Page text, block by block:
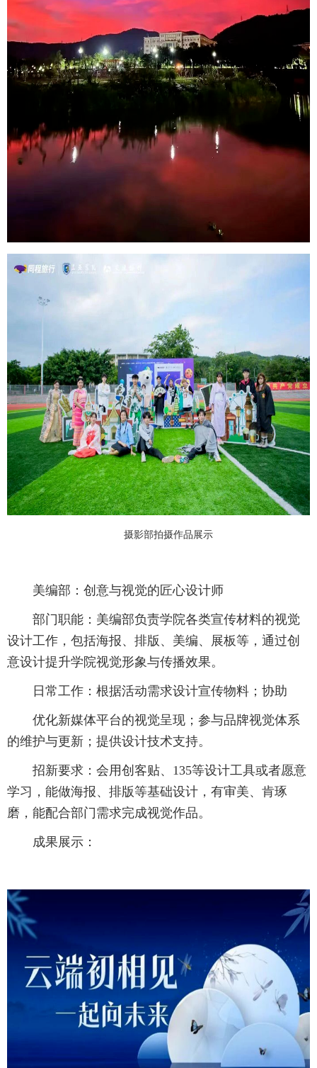
摄影部拍摄作品展示
美编部：创意与视觉的匠心设计师
部门职能：美编部负责学院各类宣传材料的视觉
设计工作，包括海报、排版、美编、展板等，通过创
意设计提升学院视觉形象与传播效果。
日常工作：根据活动需求设计宣传物料；协助
优化新媒体平台的视觉呈现；参与品牌视觉体系
的维护与更新；提供设计技术支持。
招新要求：会用创客贴、135等设计工具或者愿意
学习，能做海报、排版等基础设计，有审美、肯琢
磨，能配合部门需求完成视觉作品。
成果展示：